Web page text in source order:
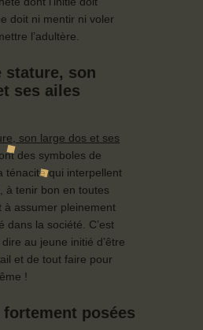
doit ni mentir ni voler
l’adultère.
stature, son
ses ailes
son large dos et ses
des symboles de
ténacité qui interpellent
à tenir bon en toutes
à assumer pleinement
dans la société. C’est
au jeune initié d’être
et de tout faire pour
!
fortement posées